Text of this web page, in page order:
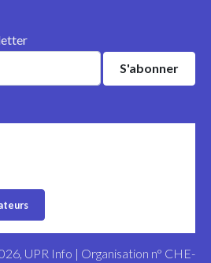
UPR Info | Organisation n° CHE-